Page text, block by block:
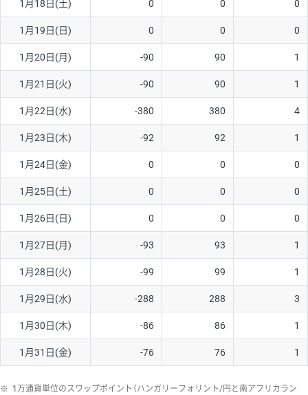
1月18日(土) 0 0 0
1月19日(日) 0 0 0
1月20日(月) -90 90 1
1月21日(火) -90 90 1
1月22日(水) -380 380 4
1月23日(木) -92 92 1
1月24日(金) 0 0 0
1月25日(土) 0 0 0
1月26日(日) 0 0 0
1月27日(月) -93 93 1
1月28日(火) -99 99 1
1月29日(水) -288 288 3
1月30日(木) -86 86 1
1月31日(金) -76 76 1
※ 1万通貨単位のスワップポイント（ハンガリーフォリント/円と南アフリカラン